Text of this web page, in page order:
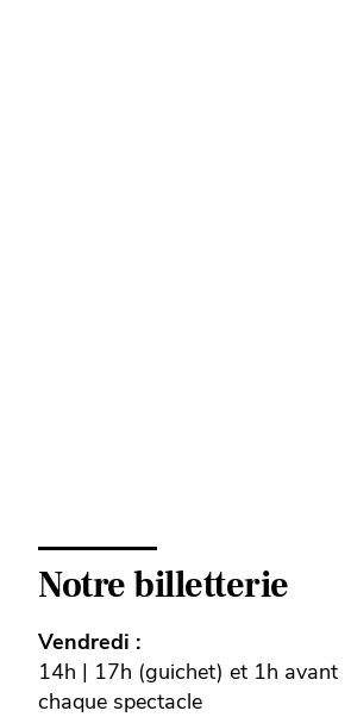
Notre billetterie
Vendredi :
14h | 17h (guichet) et 1h avant
chaque spectacle